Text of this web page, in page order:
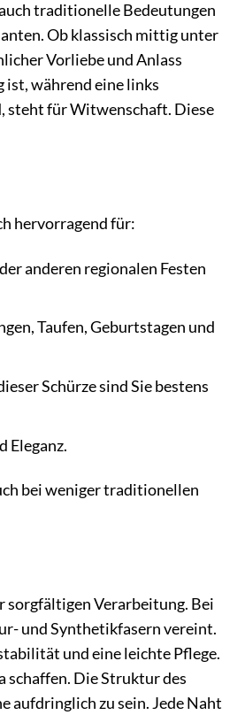
traditionelle Bedeutungen
Ob klassisch mittig unter
Vorliebe und Anlass
ist, während eine links
steht für Witwenschaft. Diese
hervorragend für:
anderen regionalen Festen
Taufen, Geburtstagen und
Schürze sind Sie bestens
Eleganz.
bei weniger traditionellen
sorgfältigen Verarbeitung. Bei
und Synthetikfasern vereint.
und eine leichte Pflege.
schaffen. Die Struktur des
aufdringlich zu sein. Jede Naht